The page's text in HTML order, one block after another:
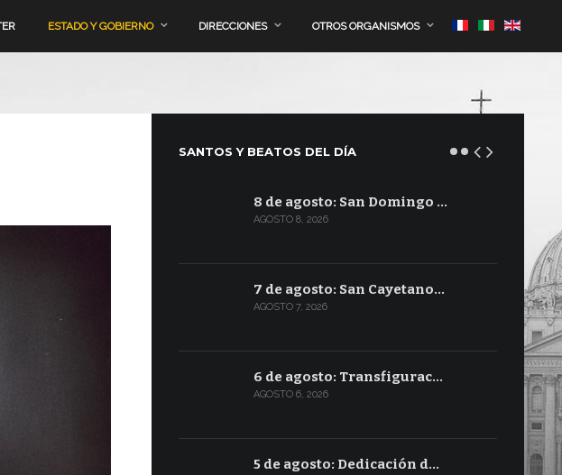
ESTADO Y GOBIERNO DIRECCIONES OTROS ORGANISMOS
SANTOS Y BEATOS DEL DÍA
8 de agosto: San Domingo …
AGOSTO 8, 2026
7 de agosto: San Cayetano…
AGOSTO 7, 2026
6 de agosto: Transfigurac…
AGOSTO 6, 2026
5 de agosto: Dedicación d…